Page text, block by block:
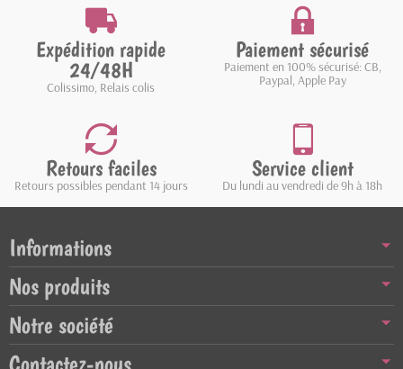
Expédition rapide
24/48H
Colissimo, Relais colis
Paiement sécurisé
Paiement en 100% sécurisé: CB,
Paypal, Apple Pay
Retours faciles
Retours possibles pendant 14 jours
Service client
Du lundi au vendredi de 9h à 18h
Informations
Nos produits
Notre société
Contactez-nous